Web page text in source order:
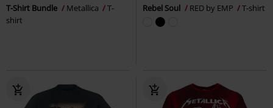
T-Shirt Bundle Metallica
T-
shirt
Rebel Soul RED by EMP T-shirt